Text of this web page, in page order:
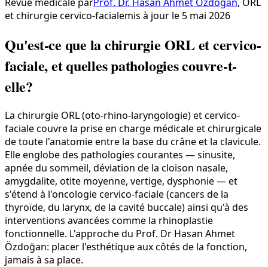
et chirurgie cervico-facialemis à jour le 5 mai 2026
Qu'est-ce que la chirurgie ORL et cervico-
faciale, et quelles pathologies couvre-t-
elle?
La chirurgie ORL (oto-rhino-laryngologie) et cervico-
faciale couvre la prise en charge médicale et chirurgicale
de toute l'anatomie entre la base du crâne et la clavicule.
Elle englobe des pathologies courantes — sinusite,
apnée du sommeil, déviation de la cloison nasale,
amygdalite, otite moyenne, vertige, dysphonie — et
s'étend à l'oncologie cervico-faciale (cancers de la
thyroïde, du larynx, de la cavité buccale) ainsi qu'à des
interventions avancées comme la rhinoplastie
fonctionnelle. L'approche du Prof. Dr Hasan Ahmet
Özdoğan: placer l'esthétique aux côtés de la fonction,
jamais à sa place.